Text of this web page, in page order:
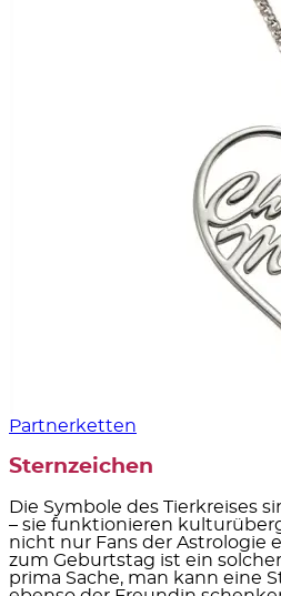
Partnerketten
Sternzeichen
Die Symbole des Tierkreises
– sie funktionieren
nicht nur Fans der Astrologie
zum Geburtstag ist ein
prima Sache, man kann eine